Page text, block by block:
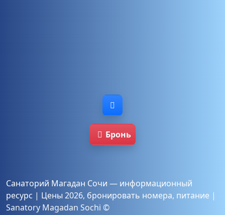
Бронь
Санаторий Магадан Сочи — информационный
ресурс | Цены 2026, бронировать номера, питание |
Sanatory Magadan Sochi ©